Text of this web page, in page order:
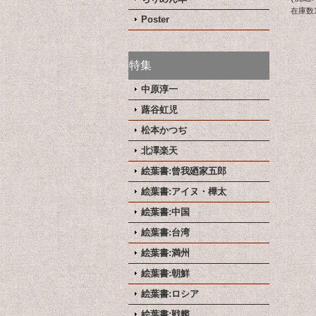
Poster
特集
中原淳一
蕗谷虹児
松本かつぢ
北澤楽天
絵葉書:曾我廼家五郎
絵葉書:アイヌ・樺太
絵葉書:中国
絵葉書:台湾
絵葉書:満州
絵葉書:朝鮮
絵葉書:ロシア
在庫数